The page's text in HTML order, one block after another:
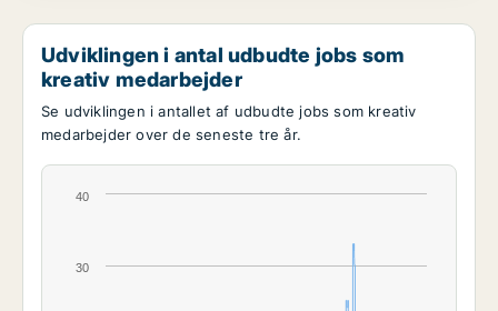
Udviklingen i antal udbudte jobs som
kreativ medarbejder
Se udviklingen i antallet af udbudte jobs som kreativ
medarbejder over de seneste tre år.
30
40